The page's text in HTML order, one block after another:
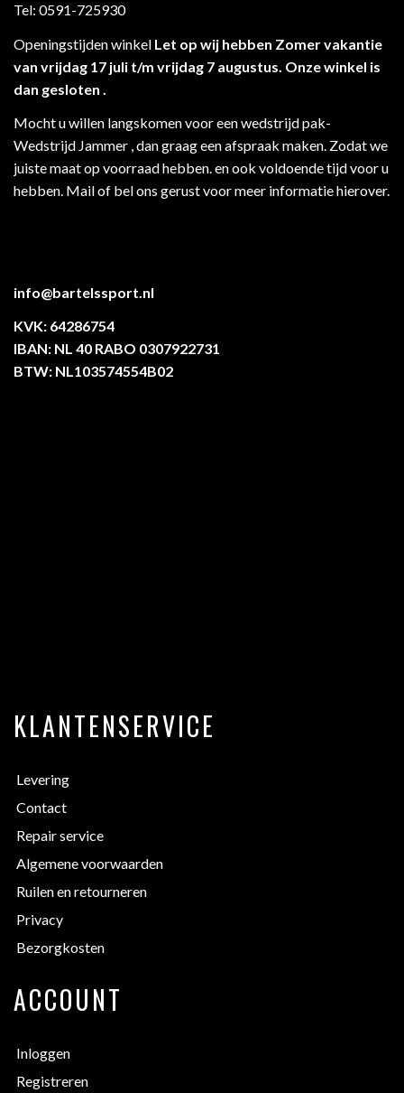
Tel: 0591-725930
Openingstijden winkel Let op wij hebben Zomer vakantie
van vrijdag 17 juli t/m vrijdag 7 augustus. Onze winkel is
dan gesloten .
Mocht u willen langskomen voor een wedstrijd pak-
Wedstrijd Jammer , dan graag een afspraak maken. Zodat we
juiste maat op voorraad hebben. en ook voldoende tijd voor u
hebben. Mail of bel ons gerust voor meer informatie hierover.
info@bartelssport.nl
KVK: 64286754
IBAN: NL 40 RABO 0307922731
BTW: NL103574554B02
KLANTENSERVICE
Levering
Contact
Repair service
Algemene voorwaarden
Ruilen en retourneren
Privacy
Bezorgkosten
ACCOUNT
Inloggen
Registreren